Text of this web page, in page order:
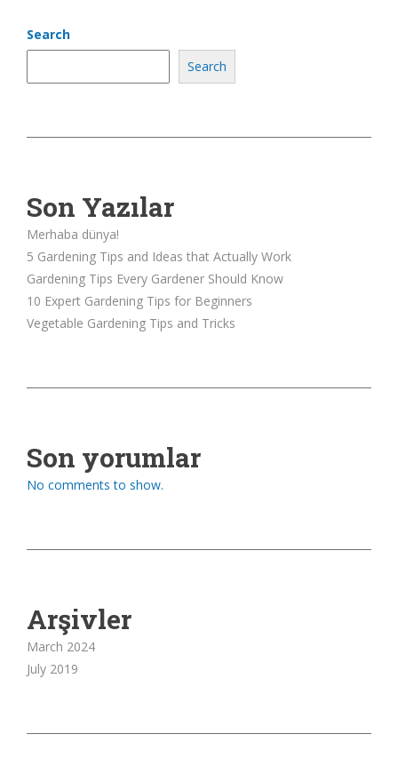
Search
Search
Son Yazılar
Merhaba dünya!
5 Gardening Tips and Ideas that Actually Work
Gardening Tips Every Gardener Should Know
10 Expert Gardening Tips for Beginners
Vegetable Gardening Tips and Tricks
Son yorumlar
No comments to show.
Arşivler
March 2024
July 2019